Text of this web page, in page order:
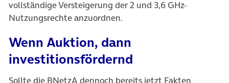
vollständige Versteigerung der 2 und 3,6 GHz-
Nutzungsrechte anzuordnen.
Wenn Auktion, dann
investitionsfördernd
Sollte die BNetzA dennoch bereits jetzt Fakten